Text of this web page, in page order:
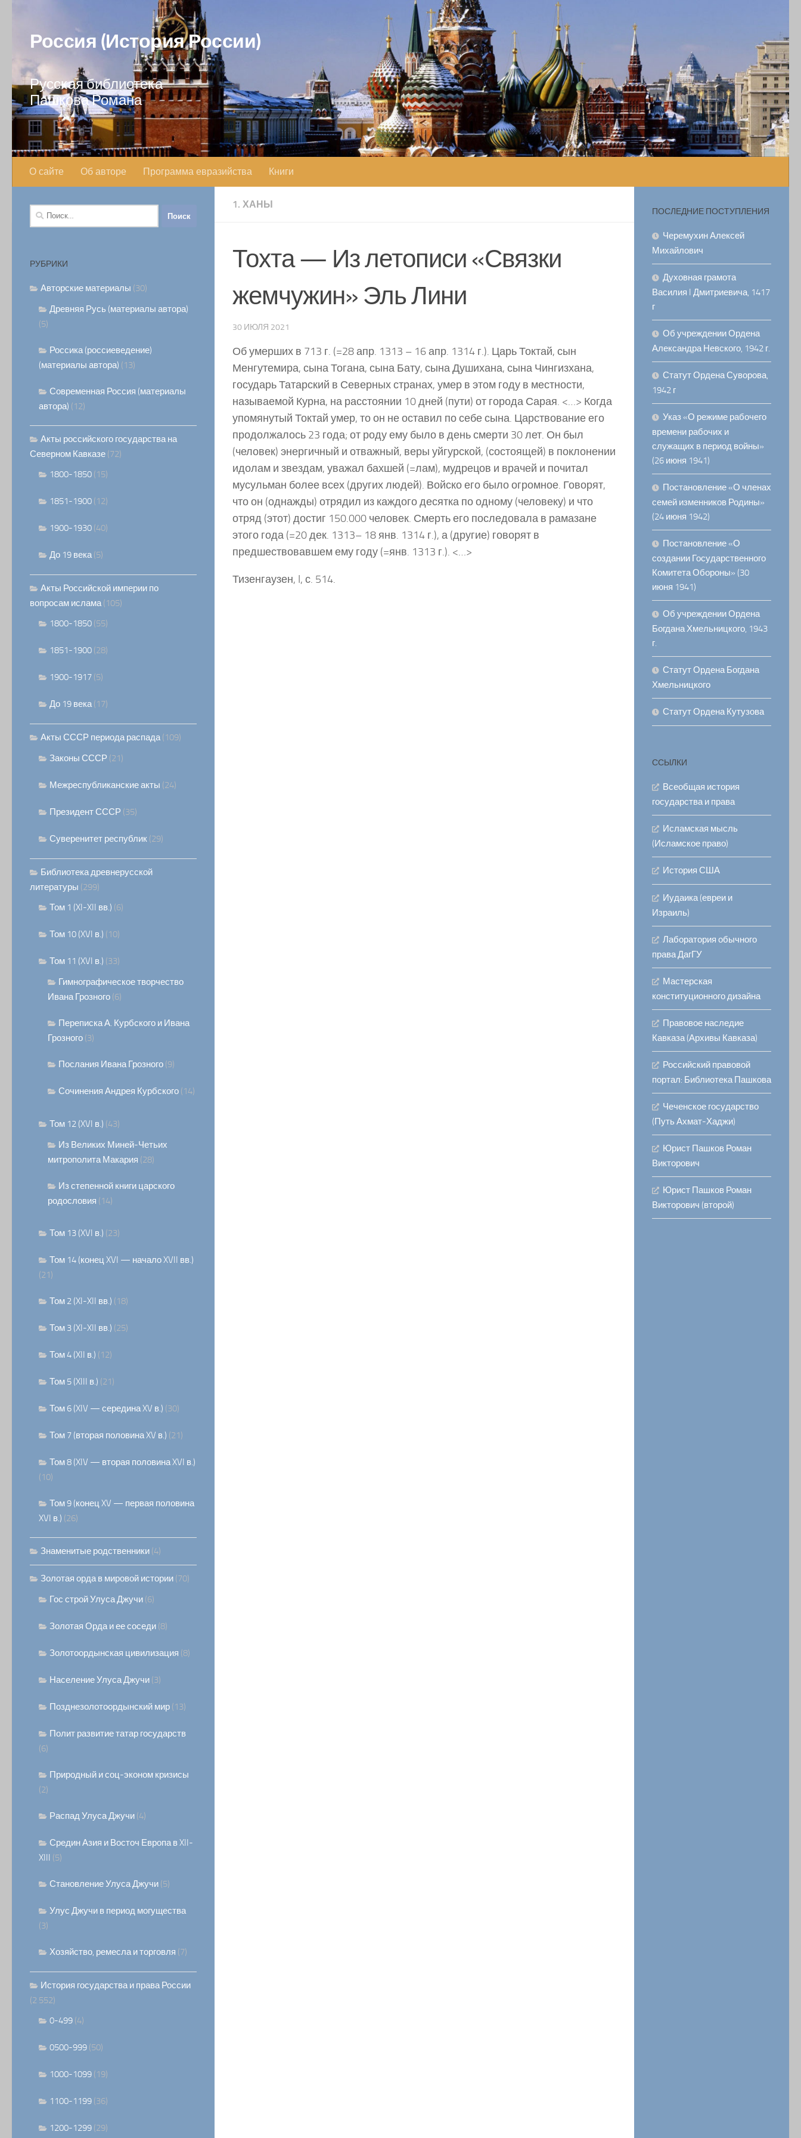
Россия (История России)
Русская библиотека
Пашкова Романа
О сайте Об авторе Программа евразийства Книги
1. ХАНЫ
Тохта — Из летописи «Связки
жемчужин» Эль Лини
30 ИЮЛЯ 2021
Об умерших в 713 г. (=28 апр. 1313 – 16 апр. 1314 г.). Царь Токтай, сын
Менгутемира, сына Тогана, сына Бату, сына Душихана, сына Чин­гизхана,
государь Татарский в Северных странах, умер в этом году в местности,
называемой Курна, на расстоянии 10 дней (пути) от города Сарая. <…> Когда
упомянутый Токтай умер, то он не оставил по себе сына. Царствование его
продолжалось 23 года; от роду ему было в день смерти 30 лет. Он был
(человек) энергичный и отважный, веры уйгурс­кой, (состоящей) в поклонении
идолам и звездам, уважал бахшей (=лам), мудрецов и врачей и почитал
мусульман более всех (других людей). Войско его было огромное. Говорят,
что он (однажды) отрядил из каж­дого десятка по одному (человеку) и что
отряд (этот) достиг 150.000 человек. Смерть его последовала в рамазане
этого года (=20 дек. 1313– 18 янв. 1314 г.), а (другие) говорят в
предшествовавшем ему году (=янв. 1313 г.). <…>
Тизенгаузен, I, с. 514.
Найти:
РУБРИКИ
Авторские материалы (30)
Древняя Русь (материалы автора)
(5)
Россика (россиеведение)
(материалы автора) (13)
Современная Россия (материалы
автора) (12)
Акты российского государства на
Северном Кавказе (72)
1800-1850 (15)
1851-1900 (12)
1900-1930 (40)
До 19 века(5)
Акты Российской империи по
вопросам ислама(105)
1800-1850 (55)
1851-1900 (28)
1900-1917 (5)
До 19 века(17)
Акты СССР периода распада(109)
Законы СССР (21)
Межреспубликанские акты (24)
Президент СССР (35)
Суверенитет республик (29)
Библиотека древнерусской
литературы (299)
Том 1 (XI-XII вв.) (6)
Том 10 (XVI в.) (10)
Том 11 (XVI в.) (33)
Гимнографическое творчество
Ивана Грозного (6)
Переписка А. Курбского и Ивана
Грозного (3)
Послания Ивана Грозного (9)
Сочинения Андрея Курбского (14)
Том 12 (XVI в.) (43)
Из Великих Миней-Четьих
митрополита Макария (28)
Из степенной книги царского
родословия (14)
Том 13 (XVI в.) (23)
Том 14 (конец XVI — начало XVII вв.)
(21)
Том 2 (XI-XII вв.) (18)
Том 3 (XI-XII вв.) (25)
Том 4 (XII в.) (12)
Том 5 (XIII в.) (21)
Том 6 (XIV — середина XV в.) (30)
Том 7 (вторая половина XV в.) (21)
Том 8 (XIV — вторая половина XVI в.)
(10)
Том 9 (конец XV — первая половина
XVI в.) (26)
Знаменитые родственники (4)
Золотая орда в мировой истории (70)
Гос строй Улуса Джучи (6)
Золотая Орда и ее соседи (8)
Золотоордынская цивилизация (8)
Население Улуса Джучи (3)
Позднезолотоордынский мир (13)
Полит развитие татар государств
(6)
Природный и соц-эконом кризисы
(2)
Распад Улуса Джучи (4)
Средин Азия и Восточ Европа в XII-
XIII
(5)
Становление Улуса Джучи (5)
Улус Джучи в период могущества
(3)
Хозяйство, ремесла и торговля (7)
История государства и права России
(2 552)
0-499 (4)
0500-999 (50)
1000-1099 (19)
1100-1199 (36)
1200-1299 (29)
ПОСЛЕДНИЕ ПОСТУПЛЕНИЯ
Черемухин Алексей
Михайлович
Духовная грамота
Василия I Дмитриевича, 1417
г
Об учреждении Ордена
Александра Невского, 1942 г.
Статут Ордена Суворова,
1942 г
Указ «О режиме рабочего
времени рабочих и
служащих в период войны»
(26 июня 1941)
Постановление «О членах
семей изменников Родины»
(24 июня 1942)
Постановление «О
создании Государственного
Комитета Обороны» (30
июня 1941)
Об учреждении Ордена
Богдана Хмельницкого, 1943
г.
Статут Ордена Богдана
Хмельницкого
Статут Ордена Кутузова
ССЫЛКИ
Всеобщая история
государства и права
Исламская мысль
(Исламское право)
История США
Иудаика (евреи и
Израиль)
Лаборатория обычного
права ДагГУ
Мастерская
конституционного дизайна
Правовое наследие
Кавказа (Архивы Кавказа)
Российский правовой
портал: Библиотека Пашкова
Чеченское государство
(Путь Ахмат-Хаджи)
Юрист Пашков Роман
Викторович
Юрист Пашков Роман
Викторович (второй)